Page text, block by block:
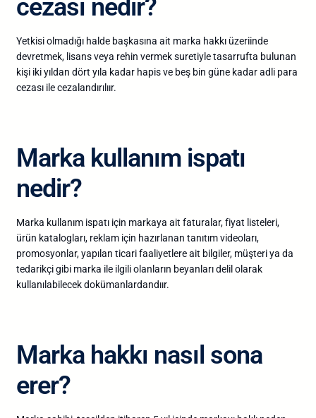
cezası nedir?
Yetkisi olmadığı halde başkasına ait marka hakkı üzeriinde
devretmek, lisans veya rehin vermek suretiyle tasarrufta bulunan
kişi iki yıldan dört yıla kadar hapis ve beş bin güne kadar adli para
cezası ile cezalandırılıır.
Marka kullanım ispatı
nedir?
Marka kullanım ispatı için markaya ait faturalar, fiyat listeleri,
ürün katalogları, reklam için hazırlanan tanıtım videoları,
promosyonlar, yapılan ticari faaliyetlere ait bilgiler, müşteri ya da
tedarikçi gibi marka ile ilgili olanların beyanları delil olarak
kullanılabilecek dokümanlardandıır.
Marka hakkı nasıl sona
erer?